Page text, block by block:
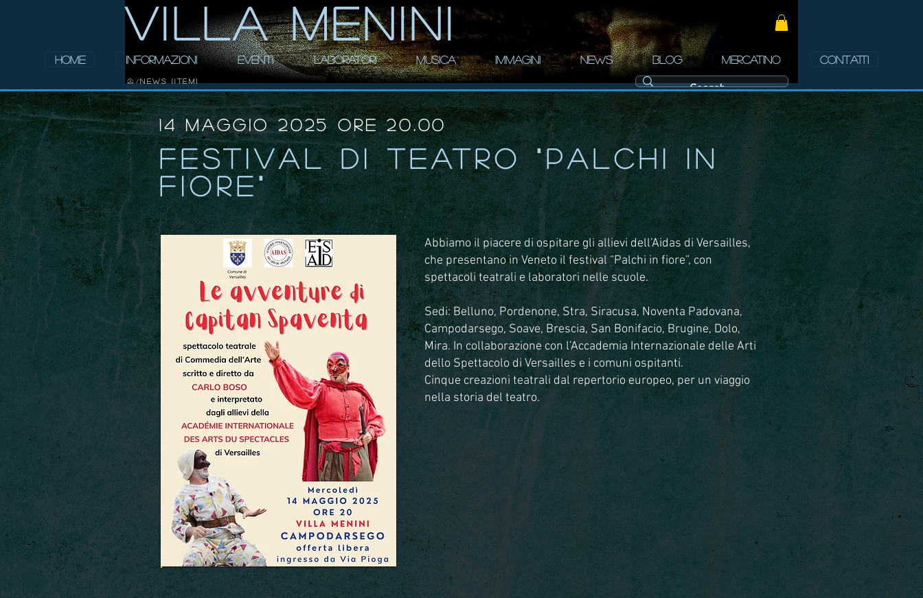
ViLLA MENINI
HOME INFORMAZIONI EVENTI LABORATORI MUSICA IMMAGINI NEWS BLOG MERCATINO CONTATTI
/ NEWS (Item)
14 maggio 2025 ore 20.00
Festival di teatro "Palchi in
fiore"
Abbiamo il piacere di ospitare gli allievi dell’Aidas di Versailles,
che presentano in Veneto il festival “Palchi in fiore”, con
spettacoli teatrali e laboratori nelle scuole.
Sedi: Belluno, Pordenone, Stra, Siracusa, Noventa Padovana,
Campodarsego, Soave, Brescia, San Bonifacio, Brugine, Dolo,
Mira. In collaborazione con l’Accademia Internazionale delle Arti
dello Spettacolo di Versailles e i comuni ospitanti.
Cinque creazioni teatrali dal repertorio europeo, per un viaggio
nella storia del teatro.